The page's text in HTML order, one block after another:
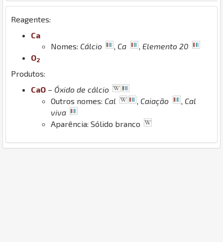
Reagentes:
Ca
Nomes: Cálcio Ca
Elemento 20
O2
Produtos:
CaO – Óxido de cálcio
Outros nomes: Cal Caiação
Cal
viva
Aparência: Sólido branco